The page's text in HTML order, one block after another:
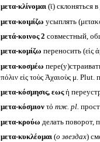
μετα-κλίνομαι(ῑ) склоняться
μετα-κοιμίζω усыплять
μετά-κοινος 2 совместный,
μετα-κομίζω переносить (εἰς
μετα-κοσμέω
πόλιν εἰς τοὺς Ἀχαιοὺς μ.
μετα-κόσμησις, εωςἡ
μετα-κόσμιον τό тж. pl.
μετα-κρούω делать поворот,
μετα-κυκλέομαι (о звездах)